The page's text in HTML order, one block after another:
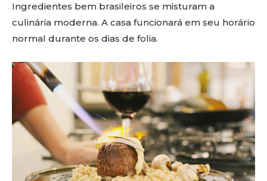
Ingredientes bem brasileiros se misturam a
culinária moderna. A casa funcionará em seu horário
normal durante os dias de folia.